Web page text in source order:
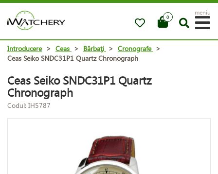
0
meniu
Introducere > Ceas > Bărbaţi > Cronografe >
Ceas Seiko SNDC31P1 Quartz Chronograph
Ceas Seiko SNDC31P1 Quartz
Chronograph
Codul: IH5787